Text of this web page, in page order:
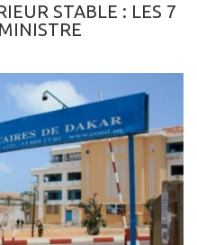
STABLE : LES 7